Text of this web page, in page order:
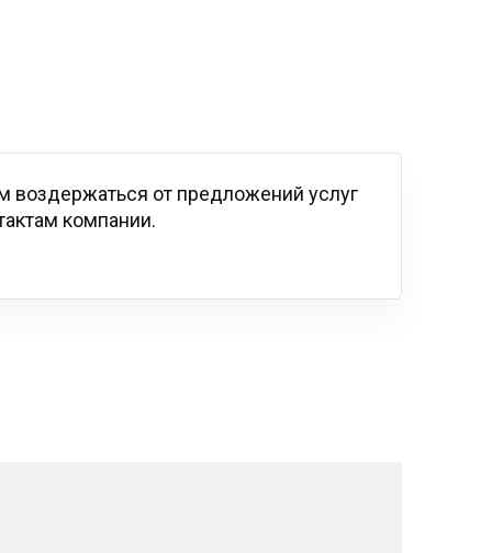
воздержаться от предложений услуг
компании.